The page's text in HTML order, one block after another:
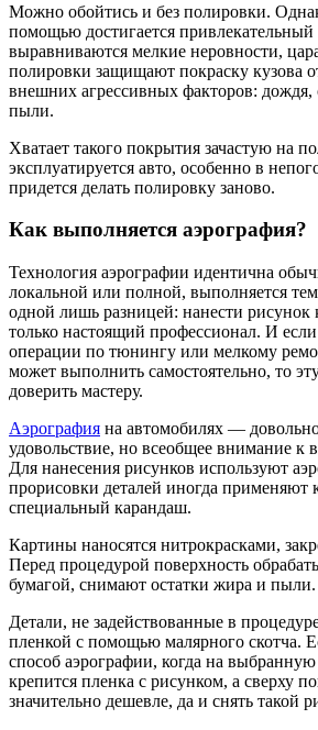
Можно обойтись и без полировки.
помощью достигается
выравниваются мелкие неровности,
полировки защищают покраску кузова
внешних агрессивных факторов: дождя,
пыли.
Хватает такого покрытия зачастую на
эксплуатируется авто, особенно в
придется делать полировку заново.
Как выполняется аэрография?
Технология аэрографии идентична
локальной или полной, выполняется
одной лишь разницей: нанести рисунок
только настоящий профессионал. И
операции по тюнингу или мелкому
может выполнить самостоятельно, то
доверить мастеру.
Аэрография на автомобилях —
удовольствие, но всеобщее внимание к
Для нанесения рисунков используют
прорисовки деталей иногда применяют
специальный карандаш.
Картины наносятся нитрокрасками,
Перед процедурой поверхность
бумагой, снимают остатки жира и пыли.
Детали, не задействованные в
пленкой с помощью малярного скотча.
способ аэрографии, когда на выбранную
крепится пленка с рисунком, а сверху
значительно дешевле, да и снять такой